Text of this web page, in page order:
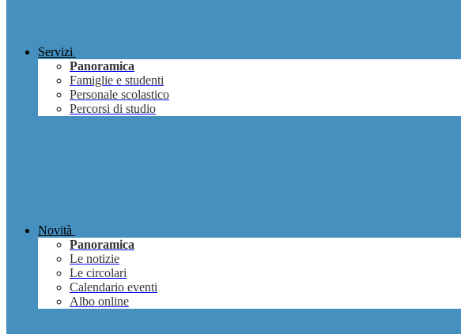
Servizi
Panoramica
Famiglie e studenti
Personale scolastico
Percorsi di studio
Novità
Panoramica
Le notizie
Le circolari
Calendario eventi
Albo online